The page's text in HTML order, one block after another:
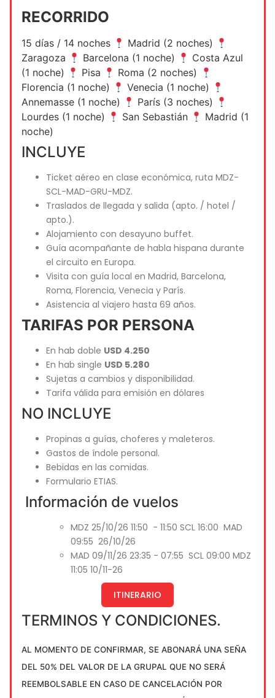
RECORRIDO
15 días / 14 noches
Madrid (2 noches)
Zaragoza
Barcelona (1 noche)
Costa Azul
(1 noche)
Pisa
Roma (2 noches)
Florencia (1 noche)
Venecia (1 noche)
Annemasse (1 noche)
París (3 noches)
Lourdes (1 noche)
San Sebastián
Madrid (1
noche)
INCLUYE
Ticket aéreo en clase económica, ruta MDZ-
SCL-MAD-GRU-MDZ.
Traslados de llegada y salida (apto. / hotel /
apto.).
Alojamiento con desayuno buffet.
Guía acompañante de habla hispana durante
el circuito en Europa.
Visita con guía local en Madrid, Barcelona,
Roma, Florencia, Venecia y París.
Asistencia al viajero hasta 69 años.
TARIFAS POR PERSONA
En hab doble USD 4.250
En hab single USD 5.280
Sujetas a cambios y disponibilidad.
Tarifa válida para emisión en dólares
NO INCLUYE
Propinas a guías, choferes y maleteros.
Gastos de índole personal.
Bebidas en las comidas.
Formulario ETIAS.
Información de vuelos
MDZ 25/10/26 11:50 - 11:50 SCL 16:00 MAD
09:55 26/10/26
MAD 09/11/26 23:35 - 07:55 SCL 09:00 MDZ
11:05 10/11-26
ITINERARIO
TERMINOS Y CONDICIONES.
AL MOMENTO DE CONFIRMAR, SE ABONARÁ UNA SEÑA
DEL 50% DEL VALOR DE LA GRUPAL QUE NO SERÁ
REEMBOLSABLE EN CASO DE CANCELACIÓN POR